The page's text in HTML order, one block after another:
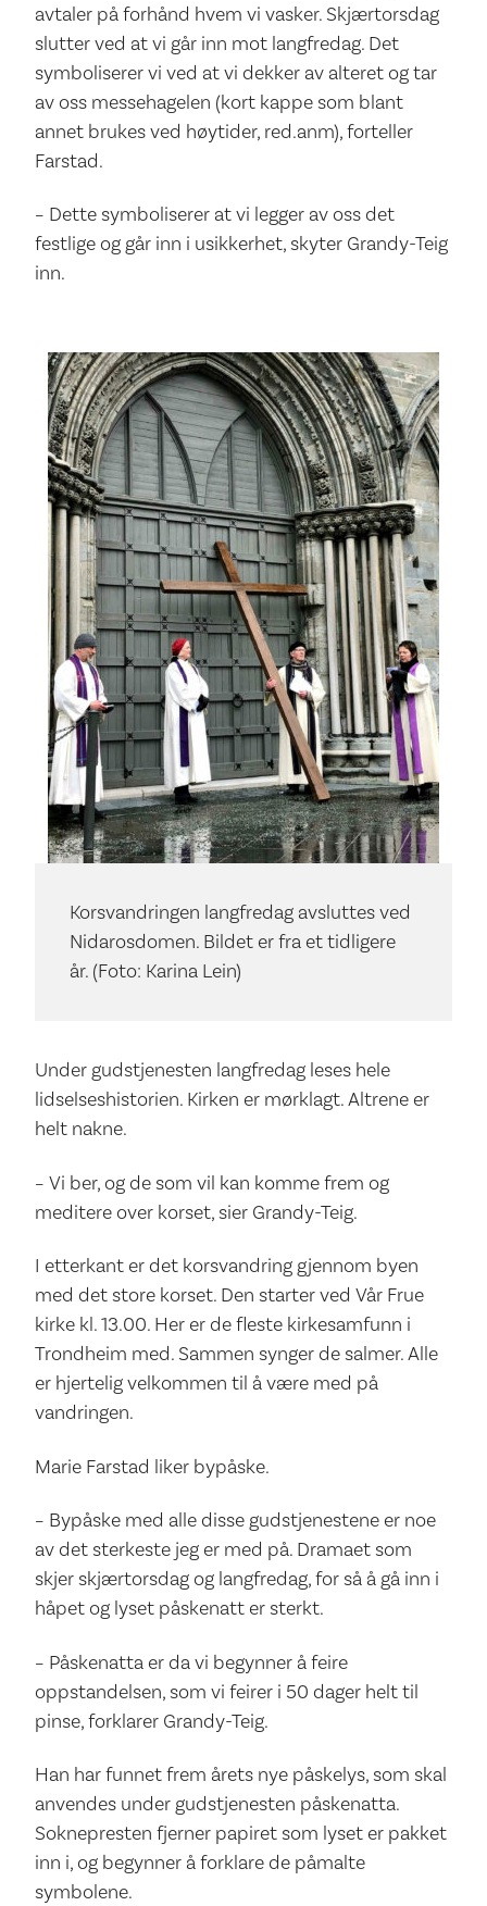
avtaler på forhånd hvem vi vasker. Skjærtorsdag
slutter ved at vi går inn mot langfredag. Det
symboliserer vi ved at vi dekker av alteret og tar
av oss messehagelen (kort kappe som blant
annet brukes ved høytider, red.anm), forteller
Farstad.
– Dette symboliserer at vi legger av oss det
festlige og går inn i usikkerhet, skyter Grandy-Teig
inn.
Korsvandringen langfredag avsluttes ved
Nidarosdomen. Bildet er fra et tidligere
år. (Foto: Karina Lein)
Under gudstjenesten langfredag leses hele
lidselseshistorien. Kirken er mørklagt. Altrene er
helt nakne.
– Vi ber, og de som vil kan komme frem og
meditere over korset, sier Grandy-Teig.
I etterkant er det korsvandring gjennom byen
med det store korset. Den starter ved Vår Frue
kirke kl. 13.00. Her er de fleste kirkesamfunn i
Trondheim med. Sammen synger de salmer. Alle
er hjertelig velkommen til å være med på
vandringen.
Marie Farstad liker bypåske.
– Bypåske med alle disse gudstjenestene er noe
av det sterkeste jeg er med på. Dramaet som
skjer skjærtorsdag og langfredag, for så å gå inn i
håpet og lyset påskenatt er sterkt.
– Påskenatta er da vi begynner å feire
oppstandelsen, som vi feirer i 50 dager helt til
pinse, forklarer Grandy-Teig.
Han har funnet frem årets nye påskelys, som skal
anvendes under gudstjenesten påskenatta.
Soknepresten fjerner papiret som lyset er pakket
inn i, og begynner å forklare de påmalte
symbolene.